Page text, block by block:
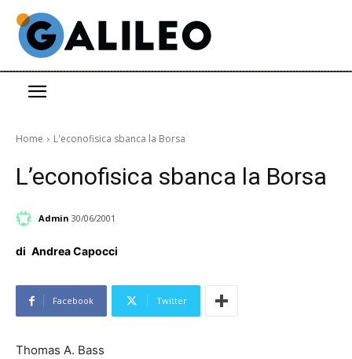
Home L'econofisica sbanca la Borsa
L’econofisica sbanca la Borsa
Admin 30/06/2001
di Andrea Capocci
Facebook Twitter
Thomas A. Bass